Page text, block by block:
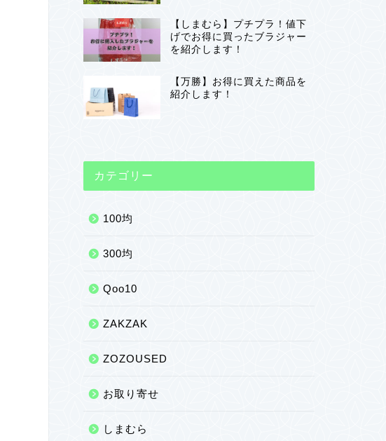
【しまむら】プチプラ！値下
げでお得に買ったブラジャー
を紹介します！
【万勝】お得に買えた商品を
紹介します！
カテゴリー
100均
300均
Qoo10
ZAKZAK
ZOZOUSED
お取り寄せ
しまむら